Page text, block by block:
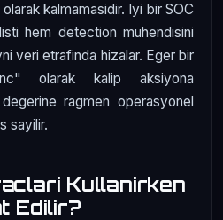
kalmamasidir. Iyi bir SOC
hem detection muhendisini
veri etrafinda hizalar. Eger bir
olarak kalip aksiyona
ragmen operasyonel
sayilir.
Kullanirken
Edilir?